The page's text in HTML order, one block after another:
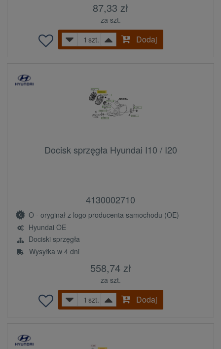
87,33 zł
za szt.
szt.
Dodaj
Docisk sprzęgła Hyundai I10 / I20
4130002710
O - oryginał z logo producenta samochodu (OE)
Hyundai OE
Dociski sprzęgła
Wysyłka w 4 dni
558,74 zł
za szt.
szt.
Dodaj